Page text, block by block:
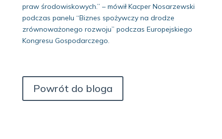
praw środowiskowych.” – mówił Kacper Nosarzewski
podczas panelu “Biznes spożywczy na drodze
zrównoważonego rozwoju” podczas Europejskiego
Kongresu Gospodarczego.
Powrót do bloga